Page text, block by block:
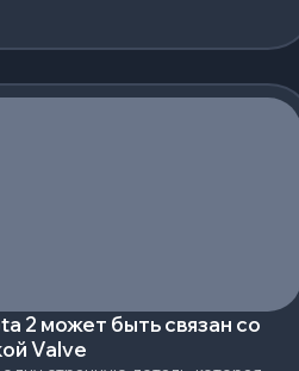
2 может быть связан со
Valve